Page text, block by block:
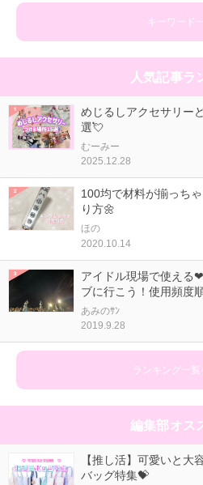
キーワード
人気記事ラ
めじるしアクセサリー
選💘
むーみー
2025.12.28
100均で材料が揃っち
り方🌼
ほの
2020.10.14
アイドル現場で使える
ブに行こう！使用頻度
あみのｻﾝ
2019.9.28
ランキング一
編集部オス
【推し活】可愛いと大
バッグ特集💝